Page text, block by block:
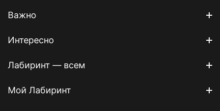
Важно
Интересно
Лабиринт — всем
Мой Лабиринт